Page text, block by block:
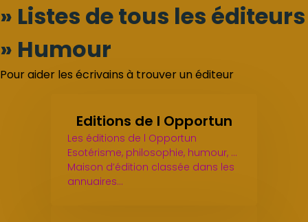
» Listes de tous les éditeurs
» Humour
Pour aider les écrivains à trouver un éditeur
Editions de l Opportun
Les éditions de l Opportun
Esotérisme, philosophie, humour, ...
Maison d’édition classée dans les
annuaires…